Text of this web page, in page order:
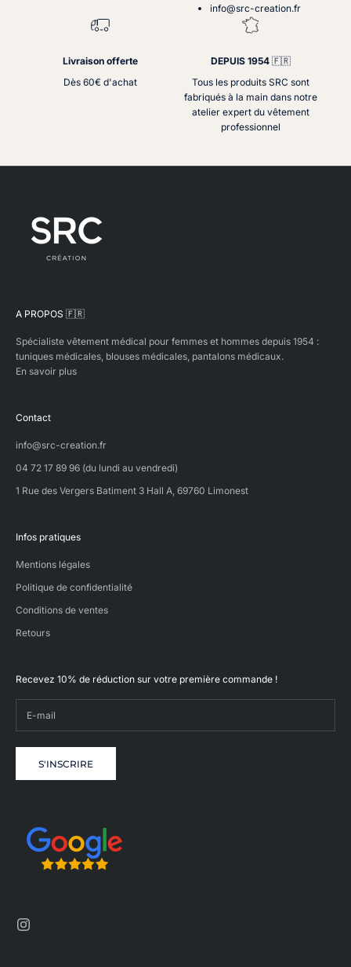
info@src-creation.fr
Livraison offerte
Dès 60€ d'achat
DEPUIS 1954 🇫🇷
Tous les produits SRC sont
fabriqués à la main dans notre
atelier expert du vêtement
professionnel
A PROPOS 🇫🇷
Spécialiste vêtement médical pour femmes et hommes depuis 1954 :
tuniques médicales, blouses médicales, pantalons médicaux.
En savoir plus
Contact
info@src-creation.fr
04 72 17 89 96 (du lundi au vendredi)
1 Rue des Vergers Batiment 3 Hall A, 69760 Limonest
Infos pratiques
Mentions légales
Politique de confidentialité
Conditions de ventes
Retours
Recevez 10% de réduction sur votre première commande !
S'INSCRIRE